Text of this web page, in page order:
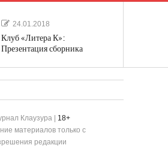
24.01.2018
Клуб «Литера К»:
Презентация сборника
Клаузура | 18+
материалов только с
редакции